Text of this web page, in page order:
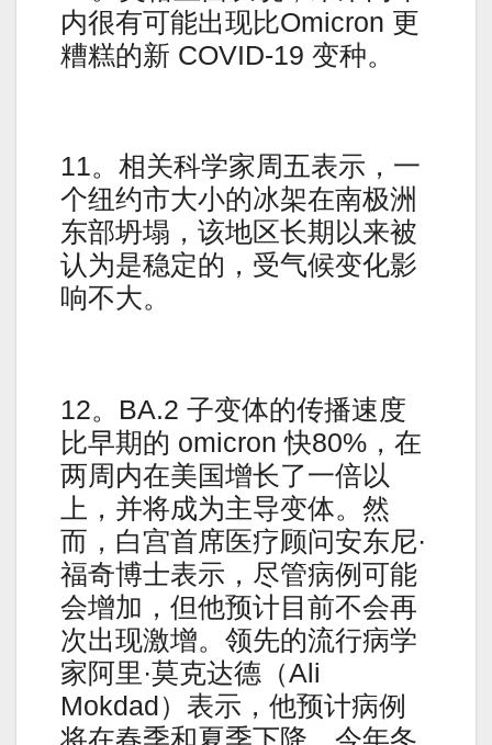
内很有可能出现比Omicron 更
糟糕的新 COVID-19 变种。
11。相关科学家周五表示，一
个纽约市大小的冰架在南极洲
东部坍塌，该地区长期以来被
认为是稳定的，受气候变化影
响不大。
12。BA.2 子变体的传播速度
比早期的 omicron 快80%，在
两周内在美国增长了一倍以
上，并将成为主导变体。然
而，白宫首席医疗顾问安东尼·
福奇博士表示，尽管病例可能
会增加，但他预计目前不会再
次出现激增。领先的流行病学
家阿里·莫克达德（Ali
Mokdad）表示，他预计病例
将在春季和夏季下降，今年冬